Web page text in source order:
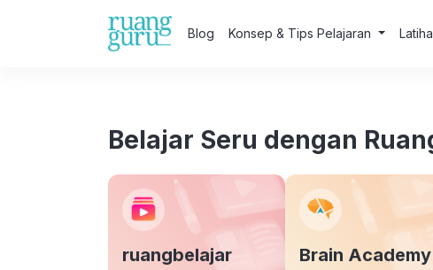
Blog Konsep & Tips Pelajaran
Belajar Seru dengan
ruangbelajar
Brain Academy